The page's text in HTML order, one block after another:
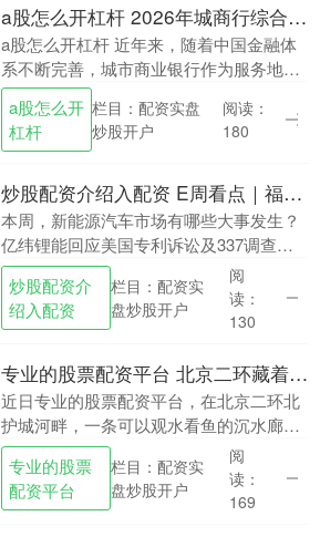
a股怎么开杠杆 2026年城商行综合实力对比：全球排名、资产规模、资产质量
a股怎么开杠杆 近年来，随着中国金融体
系不断完善，城市商业银行作为服务地方
经济与中小企业的重要力量，整体竞争实
力持续提升。对于企业客户和个人投资者
而言，中国的银....
a股怎么开
杠杆
栏目：配资实盘
炒股开户
阅读：
180
炒股配资介绍入配资 E周看点｜福特与吉利成立西班牙合资公司；特斯拉Q2净利润下滑5%至11亿美元
本周，新能源汽车市场有哪些大事发生？
亿纬锂能回应美国专利诉讼及337调查，
称不存在侵权 盖世汽车讯 7月24日，亿纬
锂能发布公告称，公司关注到LG Energ....
炒股配资介
绍入配资
栏目：配资实
盘炒股开户
阅
读：
130
专业的股票配资平台 北京二环藏着一条“沉水廊道” 步行就能沉浸式观水看鱼
近日专业的股票配资平台，在北京二环北
护城河畔，一条可以观水看鱼的沉水廊道
在网上走红，吸引了许多网友来此游览。
这样一条沉水廊道有什么新奇之处？ rr 从
位于北京市....
专业的股票
配资平台
栏目：配资实
盘炒股开户
阅
读：
169